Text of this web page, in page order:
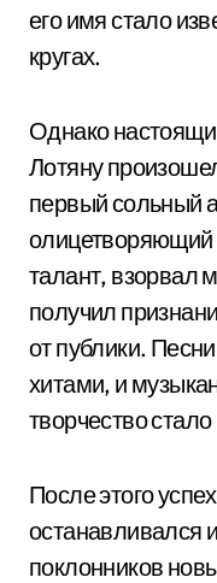
его имя стало
кругах.
Однако
Лотяну
первый сольный
олицетворяющий
талант, взорвал
получил
от публики.
хитами, и
творчество
После этого
останавливался
поклонников